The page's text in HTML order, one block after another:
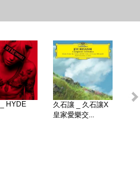
HYDE
久石讓 _ 久石讓X
皇家愛樂交...
初
贈